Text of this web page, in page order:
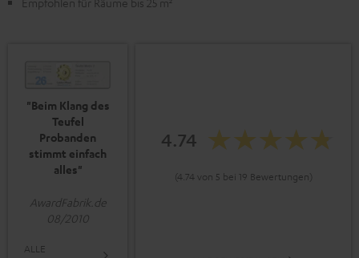
"Beim Klang des
Teufel
Probanden
stimmt einfach
alles"
AwardFabrik.de
08/2010
ALLE
4.74
(4.74 von 5 bei 19 Bewertungen)